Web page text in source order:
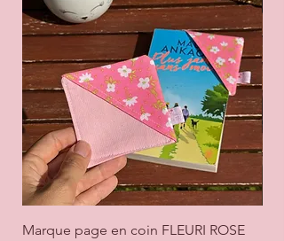
Marque page en coin FLEURI ROSE